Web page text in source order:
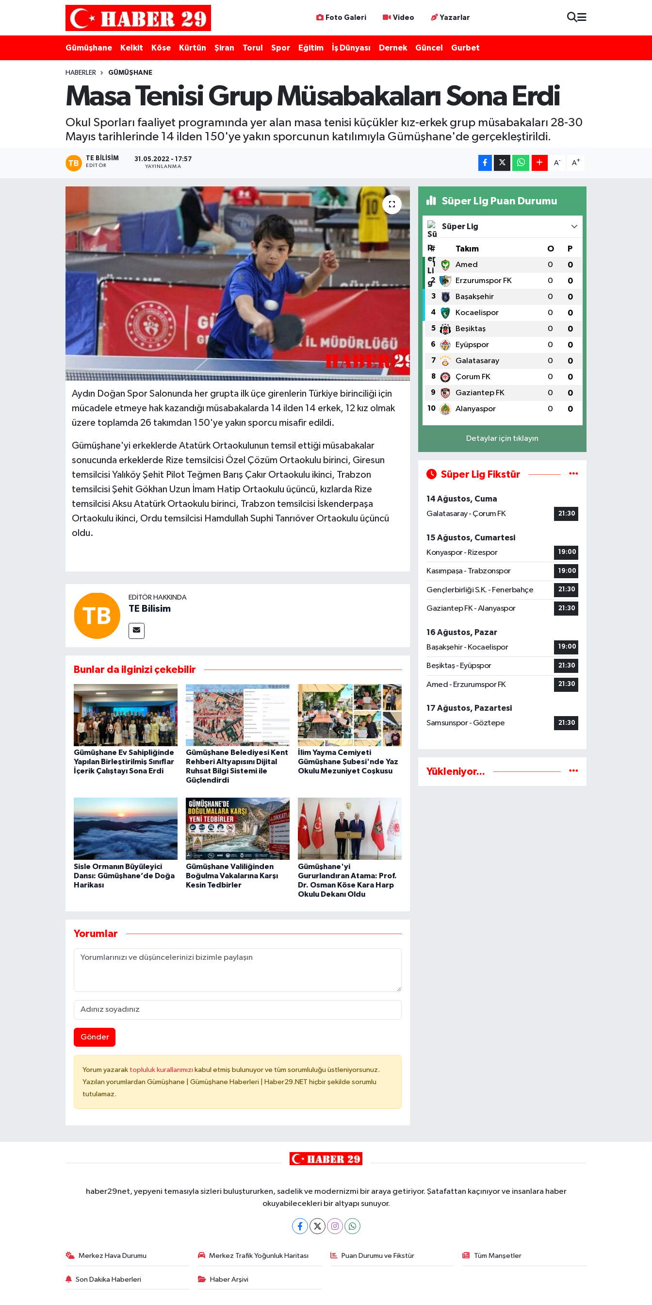
Foto Galeri Video Yazarlar
Gümüşhane Kelkit Köse Kürtün Şiran Torul Spor Eğitim İş Dünyası Dernek Güncel Gurbet
HABERLER GÜMÜŞHANE
Masa Tenisi Grup Müsabakaları Sona Erdi
Okul Sporları faaliyet programında yer alan masa tenisi küçükler kız-erkek grup müsabakaları 28-30
Mayıs tarihlerinde 14 ilden 150'ye yakın sporcunun katılımıyla Gümüşhane'de gerçekleştirildi.
TE BILISIM
EDITÖR
31.05.2022 - 17:57
YAYINLANMA
A- A+
Aydın Doğan Spor Salonunda her grupta ilk üçe girenlerin Türkiye birinciliği için
mücadele etmeye hak kazandığı müsabakalarda 14 ilden 14 erkek, 12 kız olmak
üzere toplamda 26 takımdan 150'ye yakın sporcu misafir edildi.
Gümüşhane'yi erkeklerde Atatürk Ortaokulunun temsil ettiği müsabakalar
sonucunda erkeklerde Rize temsilcisi Özel Çözüm Ortaokulu birinci, Giresun
temsilcisi Yalıköy Şehit Pilot Teğmen Barış Çakır Ortaokulu ikinci, Trabzon
temsilcisi Şehit Gökhan Uzun İmam Hatip Ortaokulu üçüncü, kızlarda Rize
temsilcisi Aksu Atatürk Ortaokulu birinci, Trabzon temsilcisi İskenderpaşa
Ortaokulu ikinci, Ordu temsilcisi Hamdullah Suphi Tanrıöver Ortaokulu üçüncü
oldu.
EDITÖR HAKKINDA
TE Bilisim
Bunlar da ilginizi çekebilir
Gümüşhane Ev Sahipliğinde
Yapılan Birleştirilmiş Sınıflar
İçerik Çalıştayı Sona Erdi
Gümüşhane Belediyesi Kent
Rehberi Altyapısını Dijital
Ruhsat Bilgi Sistemi ile
Güçlendirdi
İlim Yayma Cemiyeti
Gümüşhane Şubesi'nde Yaz
Okulu Mezuniyet Coşkusu
Sisle Ormanın Büyüleyici
Dansı: Gümüşhane’de Doğa
Harikası
Gümüşhane Valiliğinden
Boğulma Vakalarına Karşı
Kesin Tedbirler
Gümüşhane'yi
Gururlandıran Atama: Prof.
Dr. Osman Köse Kara Harp
Okulu Dekanı Oldu
Yorumlar
Gönder
Yorum yazarak topluluk kurallarımızı kabul etmiş bulunuyor ve tüm sorumluluğu üstleniyorsunuz.
Yazılan yorumlardan Gümüşhane | Gümüşhane Haberleri | Haber29.NET hiçbir şekilde sorumlu
tutulamaz.
Süper Lig Puan Durumu
Süper Lig
# Takım O P
1 Amed 0 0
2 Erzurumspor FK 0 0
3 Başakşehir 0 0
4 Kocaelispor 0 0
5 Beşiktaş 0 0
6 Eyüpspor 0 0
7 Galatasaray 0 0
8 Çorum FK 0 0
9 Gaziantep FK 0 0
10 Alanyaspor 0 0
Detaylar için tıklayın
Süper Lig Fikstür
14 Ağustos, Cuma
Galatasaray - Çorum FK
21:30
15 Ağustos, Cumartesi
Konyaspor - Rizespor
19:00
Kasımpaşa - Trabzonspor 19:00
Gençlerbirliği S.K. - Fenerbahçe 21:30
Gaziantep FK - Alanyaspor 21:30
16 Ağustos, Pazar
Başakşehir - Kocaelispor
19:00
Beşiktaş - Eyüpspor 21:30
Amed - Erzurumspor FK 21:30
17 Ağustos, Pazartesi
Samsunspor - Göztepe
21:30
Yükleniyor...
haber29net, yepyeni temasıyla sizleri buluştururken, sadelik ve modernizmi bir araya getiriyor. Şatafattan kaçınıyor ve insanlara haber
okuyabilecekleri bir altyapı sunuyor.
Merkez Hava Durumu Merkez Trafik Yoğunluk Haritası Puan Durumu ve Fikstür Tüm Manşetler
Son Dakika Haberleri Haber Arşivi
Merkez Hava Durumu
Merkez Trafik Yoğunluk Haritası
Süper Lig Puan Durumu ve Fikstür
Son Dakika Haberleri
Haber Arşivi